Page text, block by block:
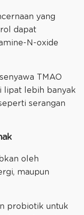
yang
dapat
N-oxide
TMAO
lipat lebih banyak
serangan
oleh
maupun
probiotik untuk